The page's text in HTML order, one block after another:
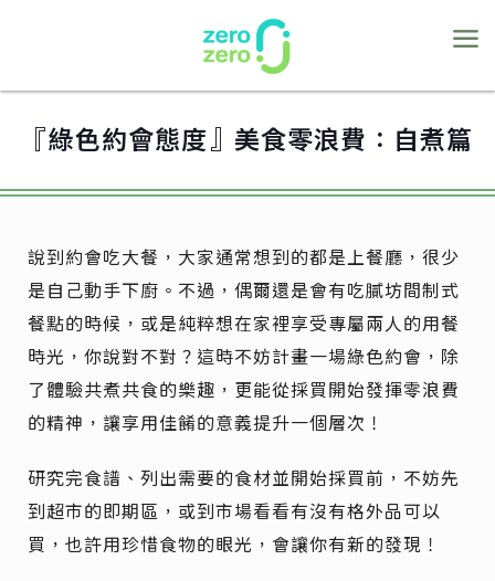
『綠色約會態度』美食零浪費：自煮篇
說到約會吃大餐，大家通常想到的都是上餐廳，很少
是自己動手下廚。不過，偶爾還是會有吃膩坊間制式
餐點的時候，或是純粹想在家裡享受專屬兩人的用餐
時光，你說對不對？這時不妨計畫一場綠色約會，除
了體驗共煮共食的樂趣，更能從採買開始發揮零浪費
的精神，讓享用佳餚的意義提升一個層次！
研究完食譜、列出需要的食材並開始採買前，不妨先
到超市的即期區，或到市場看看有沒有格外品可以
買，也許用珍惜食物的眼光，會讓你有新的發現！